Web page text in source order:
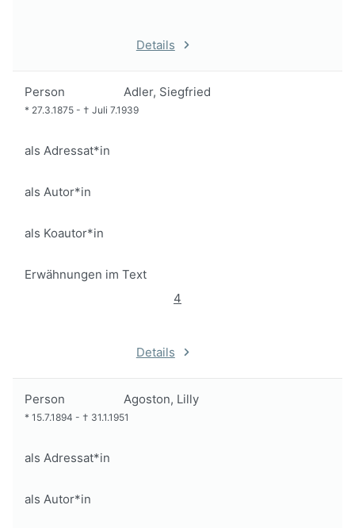
Details
Person Adler, Siegfried
* 27.3.1875 - † Juli 7.1939
als Adressat*in
als Autor*in
als Koautor*in
Erwähnungen im Text
4
Details
Person Agoston, Lilly
* 15.7.1894 - † 31.1.1951
als Adressat*in
als Autor*in